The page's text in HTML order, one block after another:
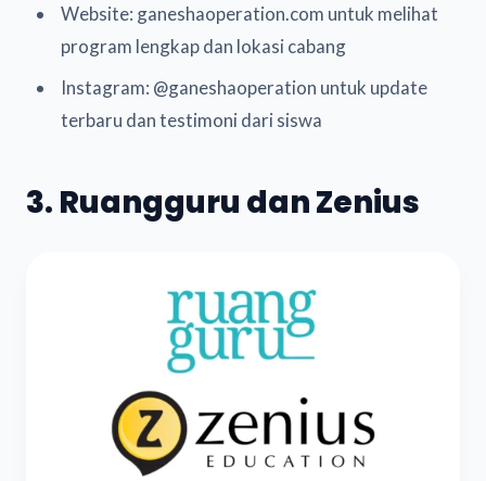
Website: ganeshaoperation.com untuk melihat
program lengkap dan lokasi cabang
Instagram: @ganeshaoperation untuk update
terbaru dan testimoni dari siswa
3. Ruangguru dan Zenius